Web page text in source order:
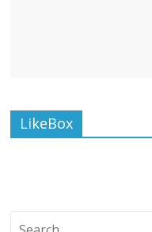
LikeBox